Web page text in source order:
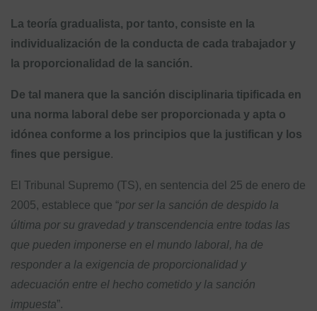
La teoría gradualista, por tanto, consiste en la
individualización de la conducta de cada trabajador y
la proporcionalidad de la sanción.
De tal manera que la sanción disciplinaria tipificada en
una norma laboral debe ser proporcionada y apta o
idónea conforme a los principios que la justifican y los
fines que persigue.
El Tribunal Supremo (TS), en sentencia del 25 de enero de
2005, establece que “por ser la sanción de despido la
última por su gravedad y transcendencia entre todas las
que pueden imponerse en el mundo laboral, ha de
responder a la exigencia de proporcionalidad y
adecuación entre el hecho cometido y la sanción
impuesta”.